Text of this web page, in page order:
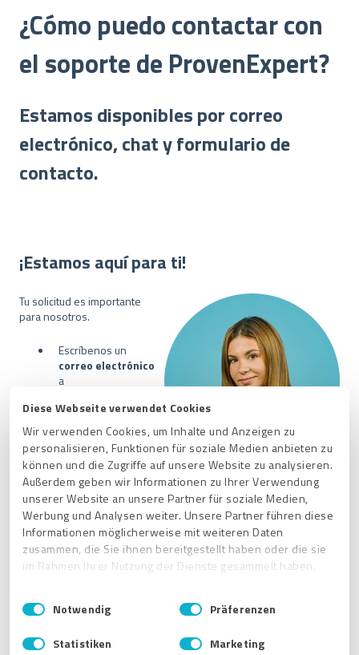
Diese Webseite verwendet Cookies
Wir verwenden Cookies, um Inhalte und Anzeigen zu
personalisieren, Funktionen für soziale Medien anbieten zu
können und die Zugriffe auf unsere Website zu analysieren.
Außerdem geben wir Informationen zu Ihrer Verwendung
unserer Website an unsere Partner für soziale Medien,
Werbung und Analysen weiter. Unsere Partner führen diese
Informationen möglicherweise mit weiteren Daten
zusammen, die Sie ihnen bereitgestellt haben oder die sie
im Rahmen Ihrer Nutzung der Dienste gesammelt haben.
Impressum
Datenschutzbestimmungen
E
i
w
Notwendig Präferenzen
Statistiken Marketing
¿Cómo puedo contactar con
el soporte de ProvenExpert?
Estamos disponibles por correo
electrónico, chat y formulario de
contacto.
¡Estamos aquí para ti!
Tu solicitud es importante
para nosotros.
Escríbenos un
correo electrónico
a
pert.com
o utiliza nuestro
formulario de
contacto.
Artículos relacionados
¿Para quién es?